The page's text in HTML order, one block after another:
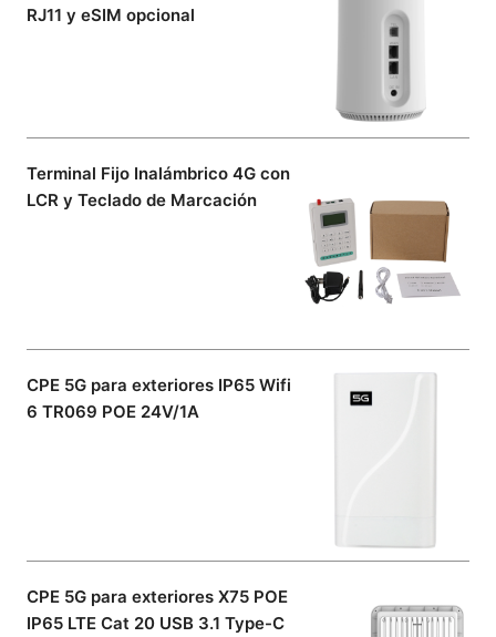
RJ11 y eSIM opcional
Terminal Fijo Inalámbrico 4G con
LCR y Teclado de Marcación
CPE 5G para exteriores IP65 Wifi
6 TR069 POE 24V/1A
CPE 5G para exteriores X75 POE
IP65 LTE Cat 20 USB 3.1 Type-C